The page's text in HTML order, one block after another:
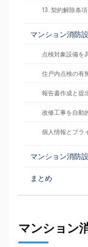
13. 契約解除条項
マンション消防
点検対象設備を
住戸内点検の有
報告書作成と提
改修工事を自動
個人情報とプラ
マンション消防
まとめ
マンション